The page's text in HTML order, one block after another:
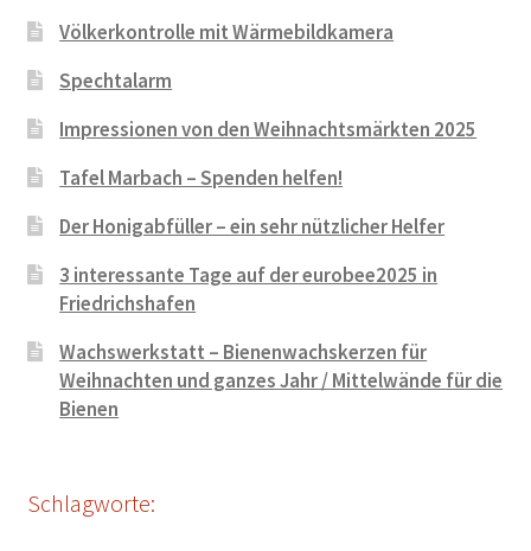
Völkerkontrolle mit Wärmebildkamera
Spechtalarm
Impressionen von den Weihnachtsmärkten 2025
Tafel Marbach – Spenden helfen!
Der Honigabfüller – ein sehr nützlicher Helfer
3 interessante Tage auf der eurobee2025 in
Friedrichshafen
Wachswerkstatt – Bienenwachskerzen für
Weihnachten und ganzes Jahr / Mittelwände für die
Bienen
Schlagworte: